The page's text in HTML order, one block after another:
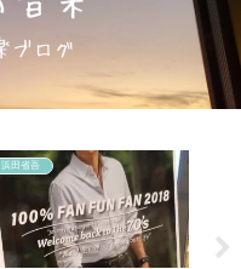
浜田省吾